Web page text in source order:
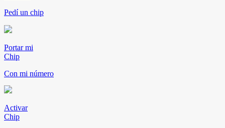
Pedí un chip
Portar mi
Chip
Con mi número
Activar
Chip